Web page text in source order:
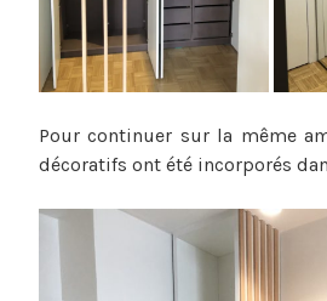
Pour continuer sur la même
décoratifs ont été incorporés